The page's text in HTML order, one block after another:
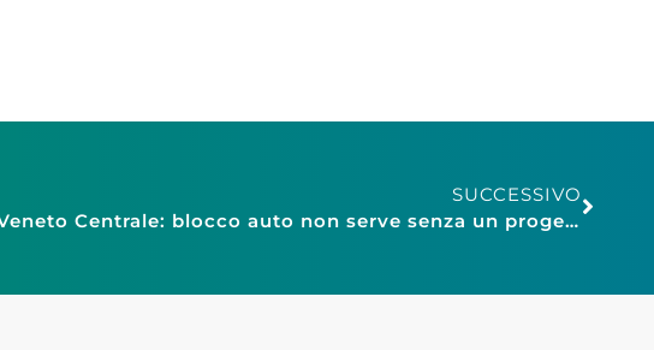
SUCCESSIVO
Confesercenti Veneto Centrale: blocco auto non serve senza un progetto anti-inquinamento concreto